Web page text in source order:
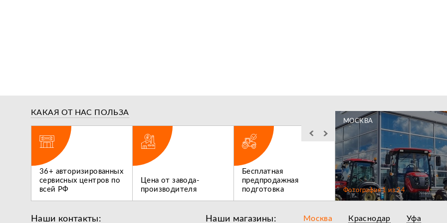
КАКАЯ ОТ НАС ПОЛЬЗА
36+ авторизированных
сервисных центров по
всей РФ
Цена от завода-
производителя
Бесплатная
предпродажная
подготовка
Льготное
послегарантийное
обслуживание
МОСКВА
Фотография1 из24
Наши контакты: Наши магазины: Москва Краснодар Уфа